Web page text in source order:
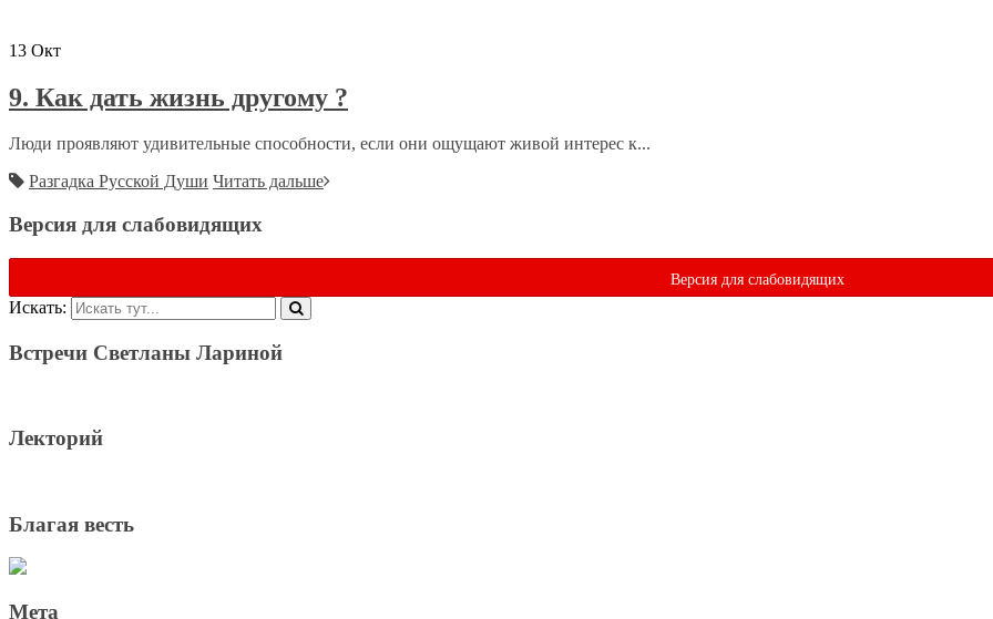
13 Окт
9. Как дать жизнь другому ?
Люди проявляют удивительные способности, если они ощущают живой интерес к...
Разгадка Русской Души Читать дальше
Версия для слабовидящих
Версия для слабовидящих
Искать:
Встречи Светланы Лариной
Лекторий
Благая весть
Мета